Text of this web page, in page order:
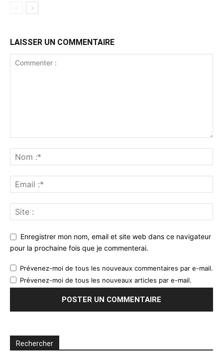
LAISSER UN COMMENTAIRE
Enregistrer mon nom, email et site web dans ce navigateur
pour la prochaine fois que je commenterai.
Prévenez-moi de tous les nouveaux commentaires par e-mail.
Prévenez-moi de tous les nouveaux articles par e-mail.
Rechercher